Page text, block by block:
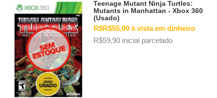
Teenage Mutant Ninja Turtles:
Mutants in Manhattan - Xbox 360
(Usado)
R$R$55,00 à vista em dinheiro
R$59,90 inicial parcelado